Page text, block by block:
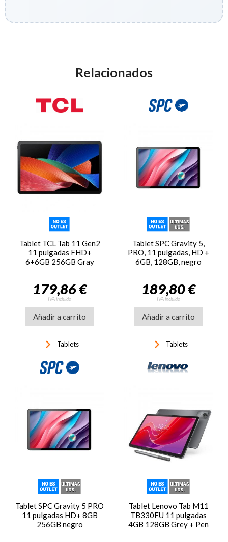
Relacionados
Tablet TCL Tab 11 Gen2
11 pulgadas FHD+
6+6GB 256GB Gray
179,86 €
IVA incluido
Añadir a carrito
keyboard_arrow_right Tablets
Tablet SPC Gravity 5,
PRO, 11 pulgadas, HD +
6GB, 128GB, negro
189,80 €
IVA incluido
Añadir a carrito
keyboard_arrow_right Tablets
Tablet SPC Gravity 5 PRO
11 pulgadas HD+ 8GB
256GB negro
Tablet Lenovo Tab M11
TB330FU 11 pulgadas
4GB 128GB Grey + Pen